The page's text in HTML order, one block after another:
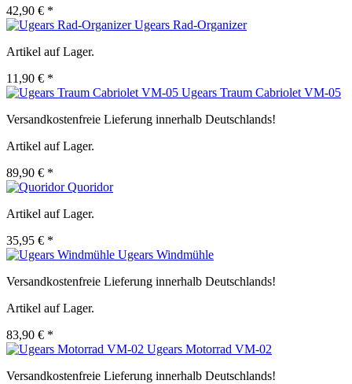
42,90 € *
Ugears Rad-Organizer
Artikel auf Lager.
11,90 € *
Ugears Traum Cabriolet VM-05
Versandkostenfreie Lieferung innerhalb Deutschlands!
Artikel auf Lager.
89,90 € *
Quoridor
Artikel auf Lager.
35,95 € *
Ugears Windmühle
Versandkostenfreie Lieferung innerhalb Deutschlands!
Artikel auf Lager.
83,90 € *
Ugears Motorrad VM-02
Versandkostenfreie Lieferung innerhalb Deutschlands!